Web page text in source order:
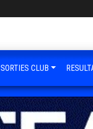
SORTIES CLUB